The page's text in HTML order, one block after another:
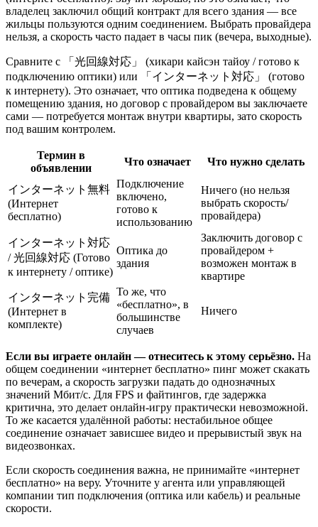
владелец заключил общий контракт для всего здания — все
жильцы пользуются одним соединением. Выбрать провайдера
нельзя, а скорость часто падает в часы пик (вечера, выходные).
Сравните с 「光回線対応」 (хикари кайсэн тайоу / готово к
подключению оптики) или 「インターネット対応」 (готово
к интернету). Это означает, что оптика подведена к общему
помещению здания, но договор с провайдером вы заключаете
сами — потребуется монтаж внутри квартиры, зато скорость
под вашим контролем.
Термин в
объявлении
Что означает Что нужно сделать
インターネット無料
(Интернет
бесплатно)
Подключение
включено,
готово к
использованию
Ничего (но нельзя
выбрать скорость/
провайдера)
インターネット対応
/ 光回線対応 (Готово
к интернету / оптике)
Оптика до
здания
Заключить договор с
провайдером +
возможен монтаж в
квартире
インターネット完備
(Интернет в
комплекте)
То же, что
«бесплатно», в
большинстве
случаев
Ничего
Если вы играете онлайн — отнеситесь к этому серьёзно. На
общем соединении «интернет бесплатно» пинг может скакать
по вечерам, а скорость загрузки падать до однозначных
значений Мбит/с. Для FPS и файтингов, где задержка
критична, это делает онлайн-игру практически невозможной.
То же касается удалённой работы: нестабильное общее
соединение означает зависшее видео и прерывистый звук на
видеозвонках.
Если скорость соединения важна, не принимайте «интернет
бесплатно» на веру. Уточните у агента или управляющей
компании тип подключения (оптика или кабель) и реальные
скорости.